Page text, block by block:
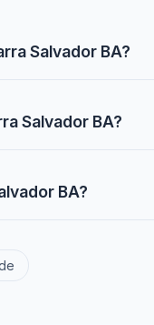
Salvador BA?
Salvador BA?
BA?